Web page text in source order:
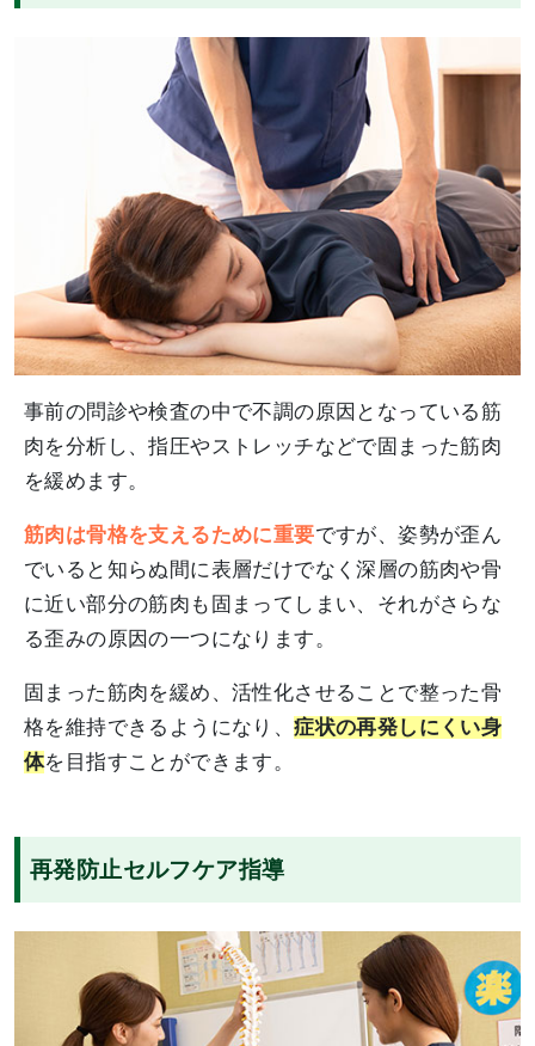
事前の問診や検査の中で不調の原因となっている筋
肉を分析し、指圧やストレッチなどで固まった筋肉
を緩めます。
筋肉は骨格を支えるために重要ですが、姿勢が歪ん
でいると知らぬ間に表層だけでなく深層の筋肉や骨
に近い部分の筋肉も固まってしまい、それがさらな
る歪みの原因の一つになります。
固まった筋肉を緩め、活性化させることで整った骨
格を維持できるようになり、症状の再発しにくい身
体を目指すことができます。
再発防止セルフケア指導